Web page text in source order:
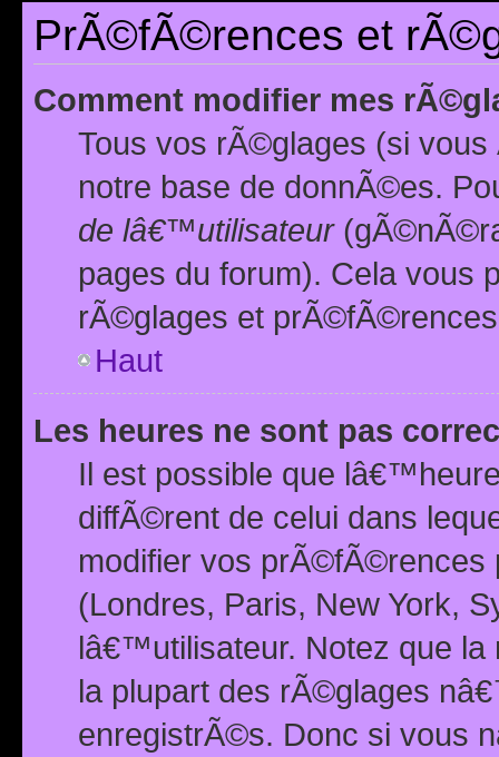
PrÃ©fÃ©rences et
Comment modifier mes
Tous vos rÃ©glages (si
notre base de donnÃ©es.
de lâ€™utilisateur
pages du forum). Cela vous
rÃ©glages et
Haut
Les heures ne sont pas
Il est possible que
diffÃ©rent de celui dans
modifier vos prÃ©fÃ©rences
(Londres, Paris, New York,
lâ€™utilisateur. Notez que la
la plupart des rÃ©glages
enregistrÃ©s. Donc si vous